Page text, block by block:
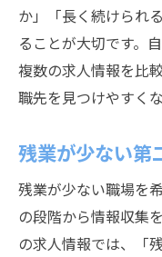
か」「長く続けられ
ることが大切です。
複数の求人情報を比
職先を見つけやすくな
残業が少ない第
残業が少ない職場を
の段階から情報収集
の求人情報では、「